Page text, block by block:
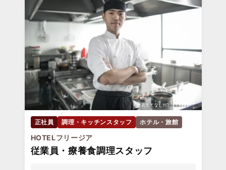
正社員 調理・キッチンスタッフ ホテル・旅館
HOTELフリージア
従業員・療養食調理スタッフ